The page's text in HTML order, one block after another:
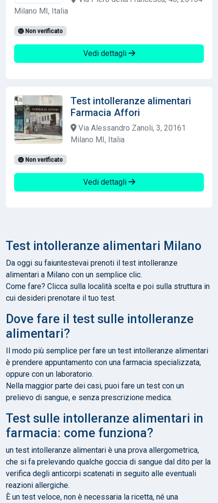
Milano MI, Italia
Non verificato
Vedi dettagli
Test intolleranze alimentari
Farmacia Affori
Via Alessandro Zanoli, 3, 20161
Milano MI, Italia
Non verificato
Vedi dettagli
Test intolleranze alimentari Milano
Da oggi su faiuntestevai prenoti il test intolleranze
alimentari a Milano con un semplice clic.
Come fare? Clicca sulla località scelta e poi sulla struttura in
cui desideri prenotare il tuo test.
Dove fare il test sulle intolleranze
alimentari?
Il modo più semplice per fare un test intolleranze alimentari
è prendere appuntamento con una farmacia specializzata,
oppure con un laboratorio.
Nella maggior parte dei casi, puoi fare un test con un
prelievo di sangue, e senza prescrizione medica.
Test sulle intolleranze alimentari in
farmacia: come funziona?
un test intolleranze alimentari è una prova allergometrica,
che si fa prelevando qualche goccia di sangue dal dito per la
verifica degli anticorpi scatenati in seguito alle eventuali
reazioni allergiche.
È un test veloce, non è necessaria la ricetta, né una